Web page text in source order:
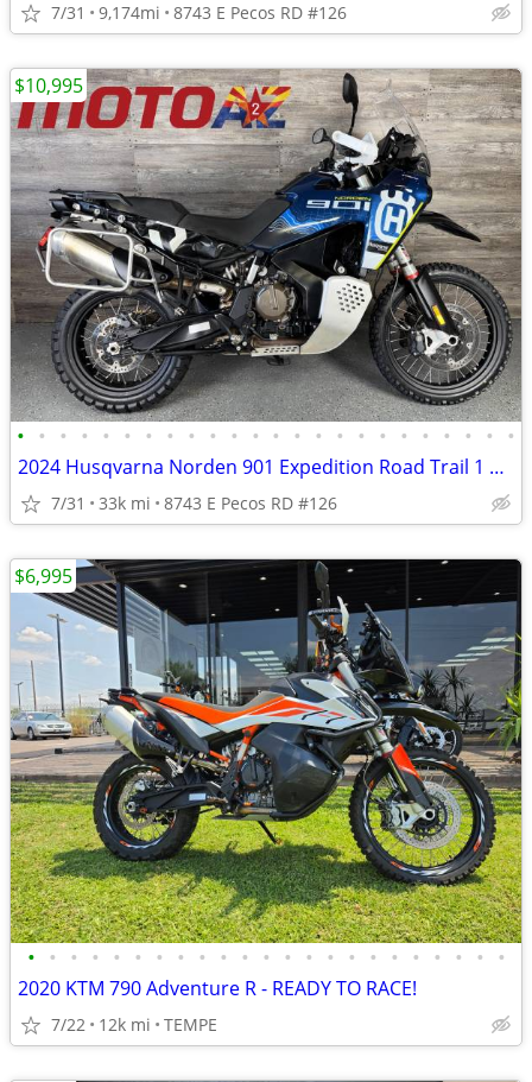
7/31 9,174mi 8743 E Pecos RD #126
• • • • • • • • • • • • • • • • • • • • • • • •
2024 Husqvarna Norden 901 Expedition Road Trail 1 Owner! Must See!
7/31 33k mi 8743 E Pecos RD #126
$10,995
• • • • • • • • • • • • • • • • • • • • • • •
2020 KTM 790 Adventure R - READY TO RACE!
7/22 12k mi TEMPE
$6,995